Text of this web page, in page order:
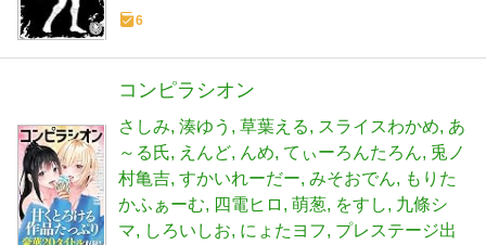
6
コンピラシオン
さしみ 湊ゆう 草葉える スライスわかめ あ
～る氏
えんど んめ てぃーろんたろん 兎ノ
村亀吉 すかいれーだー みそおでん
もりた
かふぁーむ
四電ヒロ 萌葱 をすし
九條シ
マ
しろいしお にょたヨフ
プレステージ出